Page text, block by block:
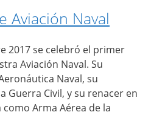
Aviación Naval
2017 se celebró el primer
Aviación Naval. Su
Naval, su
Guerra Civil, y su renacer en
Arma Aérea de la